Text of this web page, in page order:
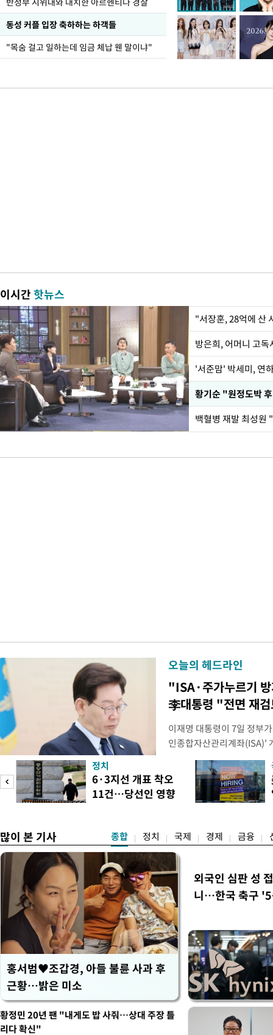
동성 커플 입장 축하하는 하객들
"목숨 걸고 일하는데 임금 체납 웬 말이냐"
이시간핫뉴스
"서장훈, 28억에 산
방은희, 어머니 고
'서준맘' 박세미, 연
황기순 "원정도박
백혈병 재발 최성원
오늘의 헤드라인
"ISA·주가누르기
李대통령 "전면 재
이재명 대통령이 7일 정부
인종합자산관리계좌(ISA)'
안'을 전면 재검토 할 것을
들과의 상황 점검 회의에서
지법안을 둘러싼 투자자들
았다. 이 자리에서 이 대통
정치
6·3지선 개표 착오
11건…당선인 영향
많이 본 기사 종합 정치 국제 경제 금융
홍서범♥조갑경, 아들 불륜 사과 후
근황…밝은 미소
외국인 심판 성
니…한국 축구
황정민 20년 팬 "내게도 밥 사줘…상대 주장 틀
리다 확신"